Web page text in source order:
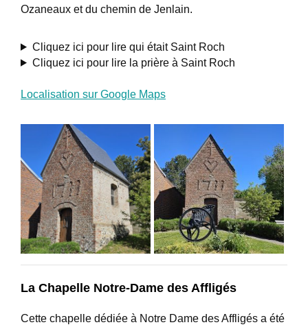
Ozaneaux et du chemin de Jenlain.
Cliquez ici pour lire qui était Saint Roch
Cliquez ici pour lire la prière à Saint Roch
Localisation sur Google Maps
La Chapelle Notre-Dame des Affligés
Cette chapelle dédiée à Notre Dame des Affligés a été